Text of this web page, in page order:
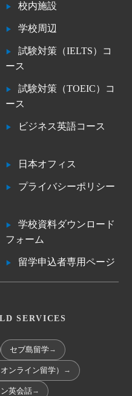
校内施設
学校周辺
試験対策（IELTS）コ
ース
試験対策（TOEIC）コ
ース
ビジネス英語コース
日本オフィス
プライバシーポリシー
学校資料ダウンロード
フォーム
留学申込者専用ページ
SERVICES
セブ島留学→
ンライン留学） →
英会話→